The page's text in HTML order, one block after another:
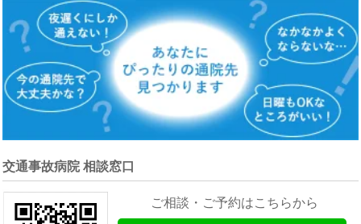
交通事故病院 相談窓口
ご相談・ご予約はこちらから